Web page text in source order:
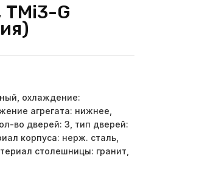
G
охлаждение:
агрегата: нижнее,
во дверей: 3, тип дверей:
корпуса: нерж. сталь,
столешницы: гранит,